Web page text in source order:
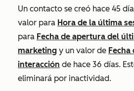
Un contacto se creó hace 45
valor para Hora de la última
para Fecha de apertura del
marketing y un valor de Fecha
interacción de hace 36 días.
eliminará por inactividad.